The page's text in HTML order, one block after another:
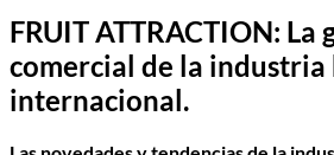
FRUIT ATTRACTION: La
comercial de la
internacional.